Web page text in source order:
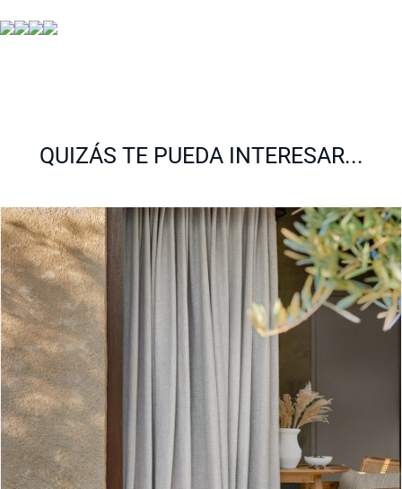
QUIZÁS TE PUEDA INTERESAR...